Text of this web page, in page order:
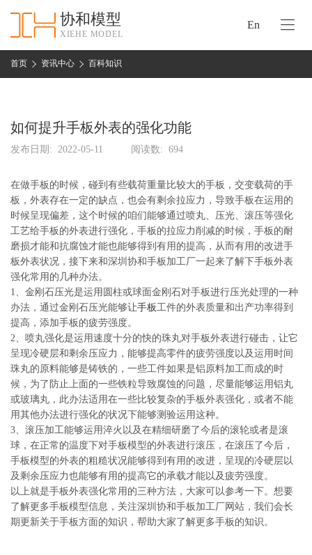
协和模型
XIEHE MODEL
En
首页 资讯中心 百科知识
如何提升手板外表的强化功能
发布日期: 2022-05-11 阅读数: 694
在做手板的时候，碰到有些载荷重量比较大的手板，交变载荷的手
板，外表存在一定的缺点，也会有剩余拉应力，导致手板在运用的
时候呈现偏差，这个时候的咱们能够通过喷丸、压光、滚压等强化
工艺给手板的外表进行强化，手板的拉应力削减的时候，手板的耐
磨损才能和抗腐蚀才能也能够得到有用的提高，从而有用的改进手
板外表状况，接下来和深圳协和手板加工厂一起来了解下手板外表
强化常用的几种办法。
1、金刚石压光是运用圆柱或球面金刚石对手板进行压光处理的一种
办法，通过金刚石压光能够让手板工件的外表质量和出产功率得到
提高，添加手板的疲劳强度。
2、喷丸强化是运用速度十分的快的珠丸对手板外表进行碰击，让它
呈现冷硬层和剩余压应力，能够提高零件的疲劳强度以及运用时间
珠丸的原料能够是铸铁的，一些工件如果是铝原料加工而成的时
候，为了防止上面的一些铁粒导致腐蚀的问题，尽量能够运用铝丸
或玻璃丸，此办法适用在一些比较复杂的手板外表强化，或者不能
用其他办法进行强化的状况下能够测验运用这种。
3、滚压加工能够运用淬火以及在精细研磨了今后的滚轮或者是滚
球，在正常的温度下对手板模型的外表进行滚压，在滚压了今后，
手板模型的外表的粗糙状况能够得到有用的改进，呈现的冷硬层以
及剩余压应力也能够有用的提高它的承载才能以及疲劳强度。
以上就是手板外表强化常用的三种方法，大家可以参考一下。想要
了解更多手板模型信息，关注深圳协和手板加工厂网站，我们会长
期更新关于手板方面的知识，帮助大家了解更多手板的知识。
协
和
型
资
工
实
施
关
于